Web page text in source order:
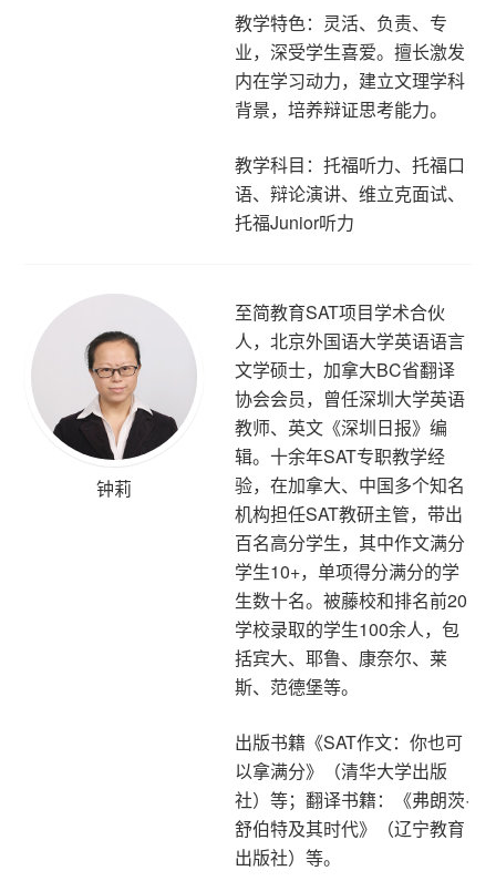
教学特色：灵活、负责、专
业，深受学生喜爱。擅长激发
内在学习动力，建立文理学科
背景，培养辩证思考能力。
教学科目：托福听力、托福口
语、辩论演讲、维立克面试、
托福Junior听力
钟莉
至简教育SAT项目学术合伙
人，北京外国语大学英语语言
文学硕士，加拿大BC省翻译
协会会员，曾任深圳大学英语
教师、英文《深圳日报》编
辑。十余年SAT专职教学经
验，在加拿大、中国多个知名
机构担任SAT教研主管，带出
百名高分学生，其中作文满分
学生10+，单项得分满分的学
生数十名。被藤校和排名前20
学校录取的学生100余人，包
括宾大、耶鲁、康奈尔、莱
斯、范德堡等。
出版书籍《SAT作文：你也可
以拿满分》（清华大学出版
社）等；翻译书籍：《弗朗茨·
舒伯特及其时代》（辽宁教育
出版社）等。